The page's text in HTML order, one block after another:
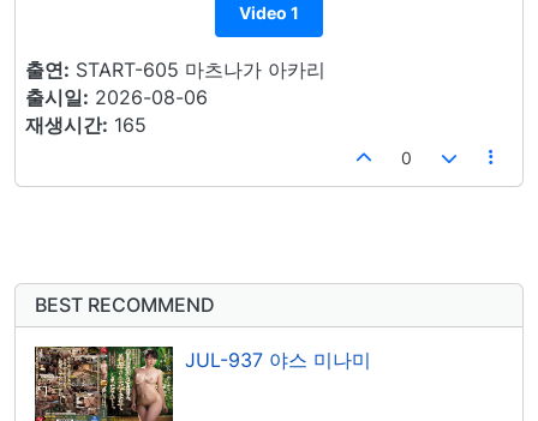
Video 1
출연: START-605 마츠나가 아카리
출시일: 2026-08-06
재생시간: 165
0
BEST RECOMMEND
JUL-937 야스 미나미